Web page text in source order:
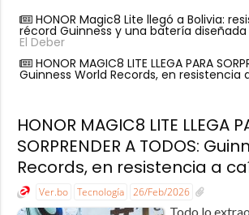
HONOR Magic8 Lite llegó a Bolivia:
récord Guinness y una batería
El Deber
HONOR MAGIC8 LITE LLEGA PARA
Guinness World Records, en resistencia
HONOR MAGIC8 LITE LLEGA
SORPRENDER A TODOS:
Records, en resistencia a
Ver.bo Tecnología 26/Feb/2026
Todo lo